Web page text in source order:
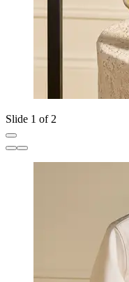
Slide 1 of 2